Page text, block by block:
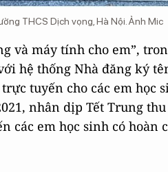
THCS Dịch vọng, Hà Nội. Ảnh Mic
và máy tính cho em”,
hệ thống Nhà đăng ký
tuyến cho các em học
nhân dịp Tết Trung
các em học sinh có hoàn